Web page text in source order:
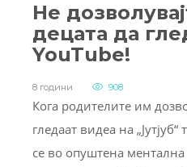
Не
децата да
YouTube!
8 години 908
Кога родителите им
гледаат видеа на
се во опуштена ментална